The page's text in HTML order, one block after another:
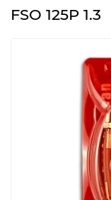
FSO 125P 1.3